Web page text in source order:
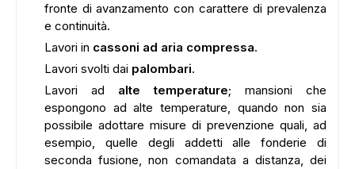
fronte di avanzamento con carattere di prevalenza
e continuità.
Lavori in cassoni ad aria compressa.
Lavori svolti dai palombari.
Lavori ad alte temperature; mansioni che
espongono ad alte temperature, quando non sia
possibile adottare misure di prevenzione quali, ad
esempio, quelle degli addetti alle fonderie di
seconda fusione, non comandata a distanza, dei